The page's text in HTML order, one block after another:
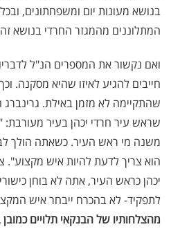
בנושא מעונות יום ומשפחתונים,
המתלוננים מהמגזר החרדי בנושא זה
ואם נקשור את המספרים הנ"ל
חייבים להגיע לאיזו שהיא מסקנה.
שהתקיימה לא מזמן באילת.
שראש עיר חרדי יכהן בעיר מעורבת:
משנה מי ראש העיר. כשאתה הולך
הוא צריך לדעת להיות איש מקצוע".
יכהן כראש העיר, אתה לא בוחן
לתפקיד- לא בהכרח ייבחר איש
מהצלחותיו של הבנקאי תלויים